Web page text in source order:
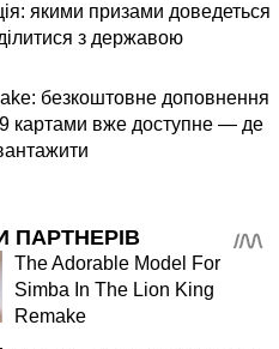
якими призами доведеться
з державою
безкоштовне доповнення
картами вже доступне — де
ПАРТНЕРІВ
The Adorable Model For
Simba In The Lion King
Remake